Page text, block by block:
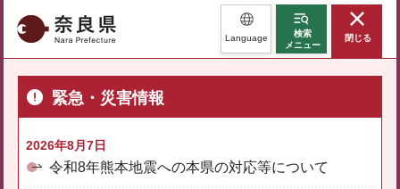
奈良県 Language
検索
メニュー
閉じる
緊急・災害情報
2026年8月7日
令和8年熊本地震への本県の対応等について